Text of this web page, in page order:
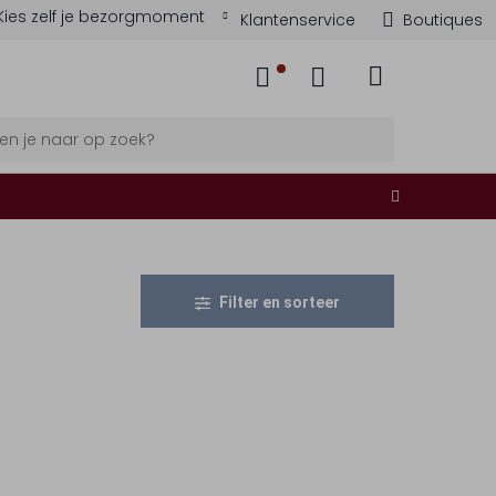
zelf je bezorgmoment Klantenservice Boutiques
Filter en sorteer